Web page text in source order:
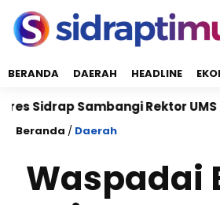
BERANDA DAERAH HEADLINE
Sambangi Rektor UMS dan
Beranda / Daerah
Waspadai